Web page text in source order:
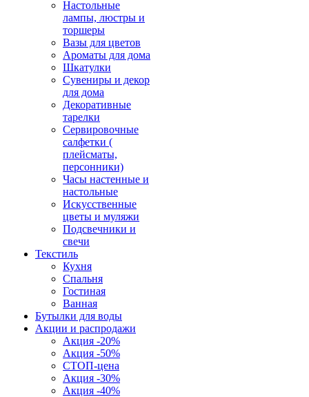
Настольные
лампы, люстры и
торшеры
Вазы для цветов
Ароматы для дома
Шкатулки
Сувениры и декор
для дома
Декоративные
тарелки
Сервировочные
салфетки (
плейсматы,
персонники)
Часы настенные и
настольные
Искусственные
цветы и муляжи
Подсвечники и
свечи
Текстиль
Кухня
Спальня
Гостиная
Ванная
Бутылки для воды
Акции и распродажи
Акция -20%
Акция -50%
СТОП-цена
Акция -30%
Акция -40%